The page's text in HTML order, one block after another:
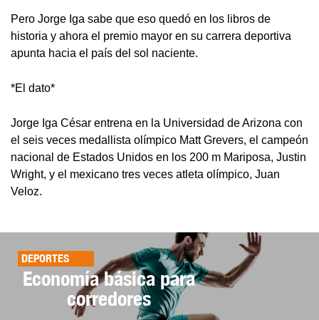
Pero Jorge Iga sabe que eso quedó en los libros de
historia y ahora el premio mayor en su carrera deportiva
apunta hacia el país del sol naciente.
*El dato*
Jorge Iga César entrena en la Universidad de Arizona con
el seis veces medallista olímpico Matt Grevers, el campeón
nacional de Estados Unidos en los 200 m Mariposa, Justin
Wright, y el mexicano tres veces atleta olímpico, Juan
Veloz.
DEPORTES
Economía básica para
corredores